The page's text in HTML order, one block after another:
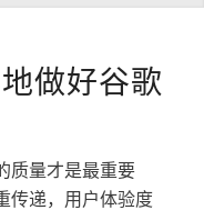
做好谷歌
质量才是最重要
传递，用户体验度